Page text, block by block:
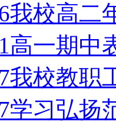
我校高
高一期中
我校教
学习弘